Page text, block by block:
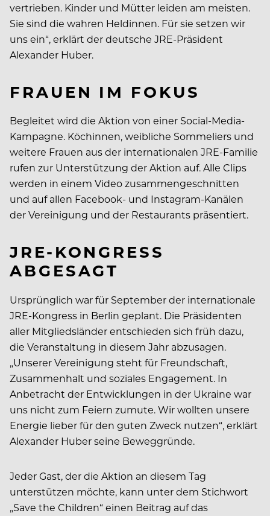
vertrieben. Kinder und Mütter leiden am meisten.
Sie sind die wahren Heldinnen. Für sie setzen wir
uns ein“, erklärt der deutsche JRE-Präsident
Alexander Huber.
FRAUEN IM FOKUS
Begleitet wird die Aktion von einer Social-Media-
Kampagne. Köchinnen, weibliche Sommeliers und
weitere Frauen aus der internationalen JRE-Familie
rufen zur Unterstützung der Aktion auf. Alle Clips
werden in einem Video zusammengeschnitten
und auf allen Facebook- und Instagram-Kanälen
der Vereinigung und der Restaurants präsentiert.
JRE-KONGRESS
ABGESAGT
Ursprünglich war für September der internationale
JRE-Kongress in Berlin geplant. Die Präsidenten
aller Mitgliedsländer entschieden sich früh dazu,
die Veranstaltung in diesem Jahr abzusagen.
„Unserer Vereinigung steht für Freundschaft,
Zusammenhalt und soziales Engagement. In
Anbetracht der Entwicklungen in der Ukraine war
uns nicht zum Feiern zumute. Wir wollten unsere
Energie lieber für den guten Zweck nutzen“, erklärt
Alexander Huber seine Beweggründe.
Jeder Gast, der die Aktion an diesem Tag
unterstützen möchte, kann unter dem Stichwort
„Save the Children“ einen Beitrag auf das